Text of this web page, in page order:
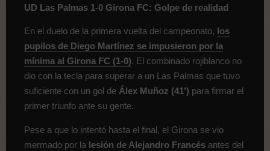
UD Las Palmas 1-0 Girona FC: Golpe de realidad
En el duelo de la primera vuelta del campeonato, los
pupilos de Diego Martínez se impusieron por la
mínima al Girona FC (1-0). El combinado rojiblanco no
dio con la tecla para superar a un Las Palmas que tuvo
suficiente con un gol de Álex Muñoz (41’) para firmar el
primer triunfo ante su gente.
Pese a que lo intentó hasta el final, el Girona se vio
mermado por la lesión de Alejandro Francés antes del